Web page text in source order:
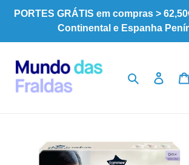
para
Conteúdo
PORTES GRÁTIS em compras >
Continental e Espanha
Pesquisar